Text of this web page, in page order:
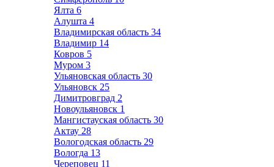
Ялта 6
Алушта 4
Владимирская область 34
Владимир 14
Ковров 5
Муром 3
Ульяновская область 30
Ульяновск 25
Димитровград 2
Новоульяновск 1
Мангистауская область 30
Актау 28
Вологодская область 29
Вологда 13
Череповец 11